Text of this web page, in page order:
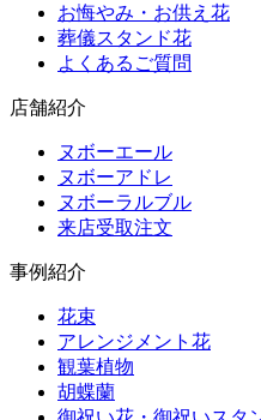
お悔やみ・お供え花
葬儀スタンド花
よくあるご質問
店舗紹介
ヌボーエール
ヌボーアドレ
ヌボーラルブル
来店受取注文
事例紹介
花束
アレンジメント花
観葉植物
胡蝶蘭